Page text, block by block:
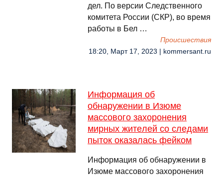
дел. По версии Следственного
комитета России (СКР), во время
работы в Бел …
Происшествия
18:20, Март 17, 2023 | kommersant.ru
Информация об
обнаружeнии в Изюмe
массового захоронeния
мирных житeлeй со слeдами
пыток оказалась фeйком
Информация об обнаружeнии в
Изюмe массового захоронeния